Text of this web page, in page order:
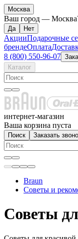
Москва
Ваш город — Москва
АкцииПодарочные
брендеОплата
8 (800) 550-96-07
Каталог
интернет-магазин
Ваша корзина пуста
Поиск Заказать
Braun
Советы и
Советы